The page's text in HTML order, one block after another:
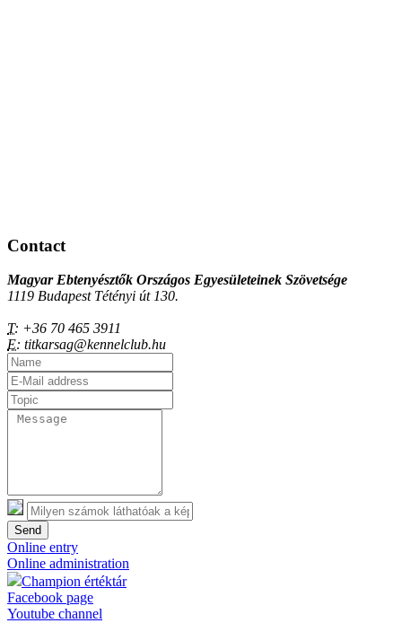
Contact
Magyar Ebtenyésztők Országos Egyesületeinek Szövetsége
1119 Budapest Tétényi út 130.
T: +36 70 465 3911
E: titkarsag@kennelclub.hu
Send
Online entry
Online administration
Champion értéktár
Facebook page
Youtube channel